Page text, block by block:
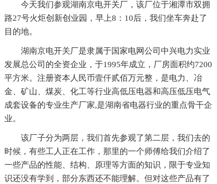
今天我们参观湖南京电开关厂，该厂位于湘潭市双拥
路27号火炬创新创业园，早上8：10后，我们坐车奔赴了
目的地。
湖南京电开关厂是隶属于国家电网公司中兴电力实业
发展总公司的全资企业，于1995年成立，厂房面积约7200
平方米。注册资本人民币壹仟贰佰万元整，是电力、冶
金、矿山、煤炭、化工等行业高低压电器和高压低压电气
成套设备的专业生产厂家,是湖南省电器行业的重点骨干企
业。
该厂子分为两层，我们首先参观了第二层，我们去的
时候，有些工人正在工作，那里的一个师傅给我们介绍了
一些产品的性能、结构、原理等方面的知识，限于专业知
识还没有学到，部分东西还不能理解。但对这些产品有了